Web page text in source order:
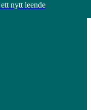
nytt leende